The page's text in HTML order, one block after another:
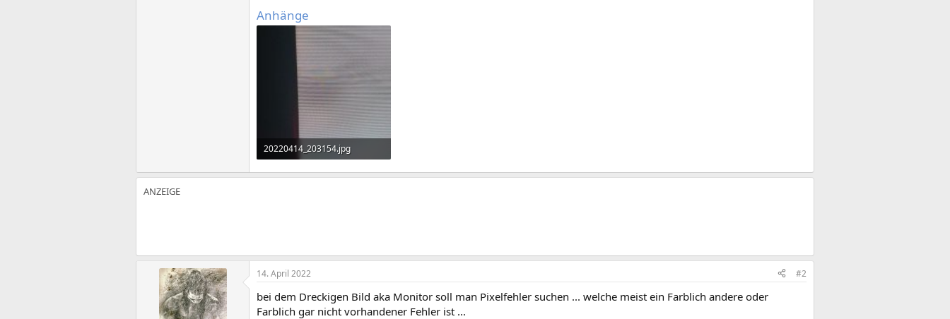
Anhänge
20220414_203154.jpg
2 MB · Aufrufe: 330
14. April 2022 #2
bei dem Dreckigen Bild aka Monitor soll man Pixelfehler suchen ... welche meist ein Farblich andere oder
Farblich gar nicht vorhandener Fehler ist ...